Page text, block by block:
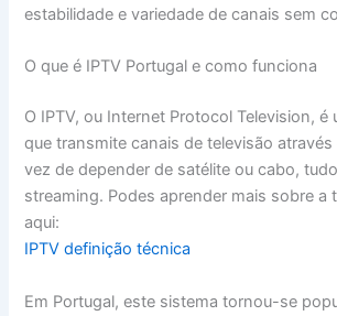
estabilidade e variedade de canais sem
O que é IPTV Portugal e como funciona
O IPTV, ou Internet Protocol Television, é
que transmite canais de televisão
vez de depender de satélite ou cabo,
streaming. Podes aprender mais sobre a
aqui:
IPTV definição técnica
Em Portugal, este sistema tornou-se